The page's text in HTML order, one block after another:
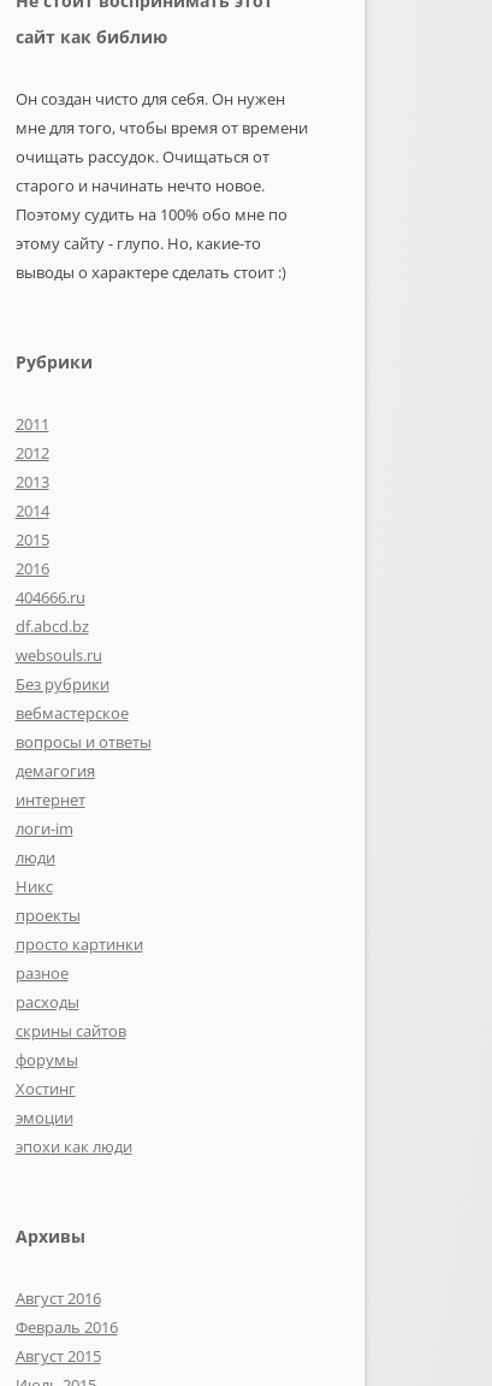
сайт как библию
Он создан чисто для себя. Он нужен
мне для того, чтобы время от времени
очищать рассудок. Очищаться от
старого и начинать нечто новое.
Поэтому судить на 100% обо мне по
этому сайту - глупо. Но, какие-то
выводы о характере сделать стоит :)
Рубрики
2011
2012
2013
2014
2015
2016
404666.ru
df.abcd.bz
websouls.ru
Без рубрики
вебмастерское
вопросы и ответы
демагогия
интернет
логи-im
люди
Никс
проекты
просто картинки
разное
расходы
скрины сайтов
форумы
Хостинг
эмоции
эпохи как люди
Архивы
Август 2016
Февраль 2016
Август 2015